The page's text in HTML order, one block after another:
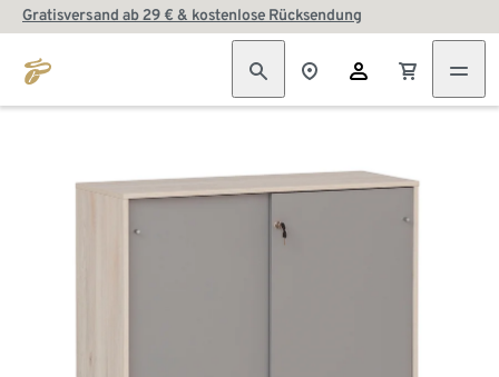
Gratisversand ab 29 € & kostenlose Rücksendung